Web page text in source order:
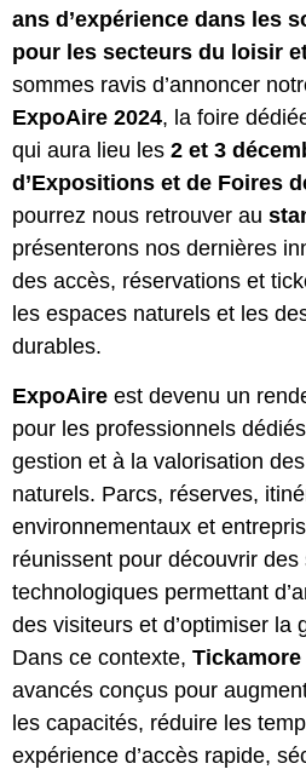
ans d’expérience dans les
pour les secteurs du loisir
sommes ravis d’annoncer
ExpoAire 2024, la foire
qui aura lieu les 2 et 3
d’Expositions et de Foires
pourrez nous retrouver au
présenterons nos dernières
des accès, réservations et
les espaces naturels et les
durables.
ExpoAire est devenu un
pour les professionnels
gestion et à la valorisation
naturels. Parcs, réserves,
environnementaux et
réunissent pour découvrir des
technologiques permettant
des visiteurs et d’optimiser la
Dans ce contexte, Tickamore
avancés conçus pour
les capacités, réduire les
expérience d’accès rapide,